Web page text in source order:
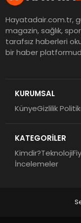
Hayatadair.com.tr,
magazin, sağlık,
tarafsız haberleri
bir haber
KURUMSAL
KünyeGizlilik
KATEGORİLER
Kimdir?Teknoloji
İncelemeler